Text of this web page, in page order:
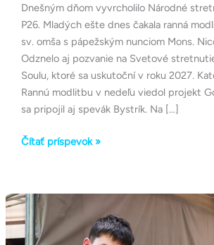
Dnešným dňom vyvrcholilo Národné
P26. Mladých ešte dnes čakala ranná
sv. omša s pápežským nunciom Mons.
Odznelo aj pozvanie na Svetové
Soulu, ktoré sa uskutoční v roku 2027.
Rannú modlitbu v nedeľu viedol projekt
sa pripojil aj spevák Bystrík. Na […]
Čítať príspevok »
Miesto,
kde
sme